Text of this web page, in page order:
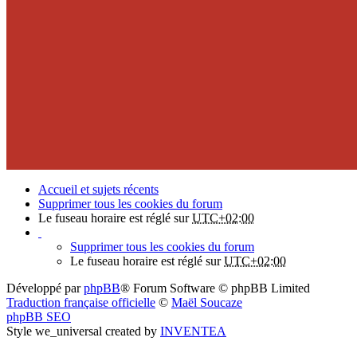
Accueil et sujets récents
Supprimer tous les cookies du forum
Le fuseau horaire est réglé surUTC+02:00
Supprimer tous les cookies du forum
Le fuseau horaire est réglé surUTC+02:00
Développé parphpBB® Forum Software © phpBB Limited
Traduction française officielle © Maël Soucaze
phpBB SEO
Style we_universal created by INVENTEA